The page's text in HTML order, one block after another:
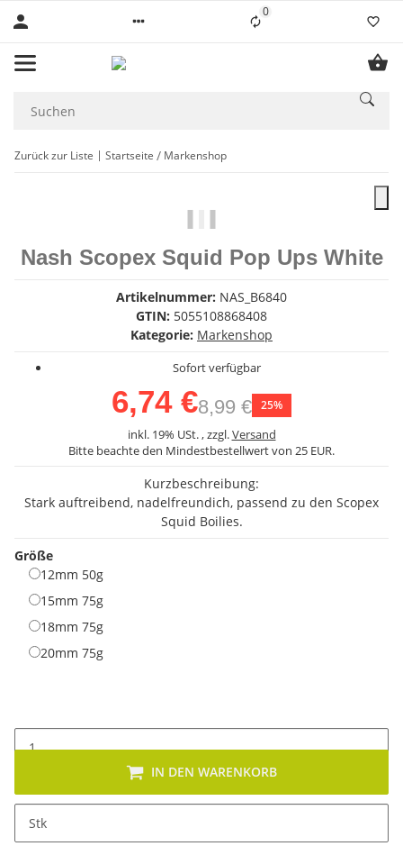
0Liste ist leer
Zurück zur Liste Startseite Markenshop
Nash Scopex Squid Pop Ups White
Artikelnummer: NAS_B6840
GTIN: 5055108868408
Kategorie: Markenshop
Sofort verfügbar
6,74 €8,99 € 25%
inkl. 19% USt. , zzgl.Versand
Bitte beachte den Mindestbestellwert von 25 EUR.
Kurzbeschreibung:
Stark auftreibend, nadelfreundich, passend zu den Scopex
Squid Boilies.
Größe
12mm 50g12mm 50g
15mm 75g15mm 75g
18mm 75g18mm 75g
20mm 75g20mm 75g
Stk
IN DEN WARENKORB
Dieses Produkt hat Variationen. Wähle bitte die gewünschte
Variation aus.